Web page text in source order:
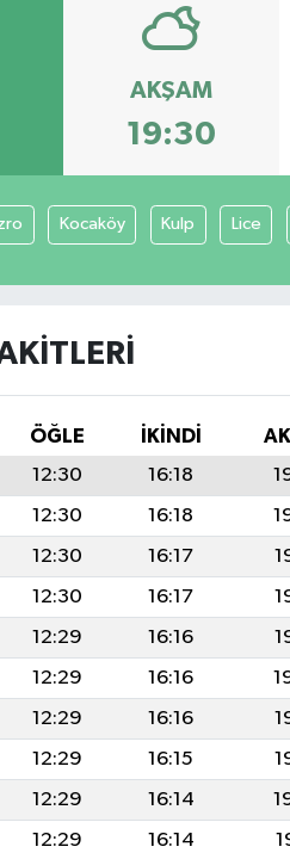
AKŞAM
19:30
Kocaköy Kulp Lice
ÖĞLE İKINDI
12:30 16:18
12:30 16:18
12:30 16:17
12:30 16:17
12:29 16:16
12:29 16:16
12:29 16:16
12:29 16:15
12:29 16:14
12:29 16:14